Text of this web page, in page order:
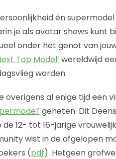
én
je als avatar shows kunt
onder het genot van
Top Model’ wereldwijd
worden.
overigens al enige tijd een
geheten. Dit
12- tot 16-jarige
wist in de afgelopen
(pdf). Hetgeen